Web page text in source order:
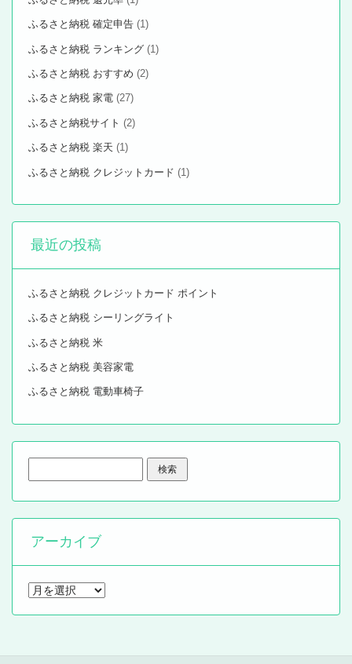
ふるさと納税 確定申告 (1)
ふるさと納税 ランキング (1)
ふるさと納税 おすすめ (2)
ふるさと納税 家電 (27)
ふるさと納税サイト (2)
ふるさと納税 楽天 (1)
ふるさと納税 クレジットカード (1)
最近の投稿
ふるさと納税 クレジットカード ポイント
ふるさと納税 シーリングライト
ふるさと納税 米
ふるさと納税 美容家電
ふるさと納税 電動車椅子
索:
アーカイブ
ア
ブ